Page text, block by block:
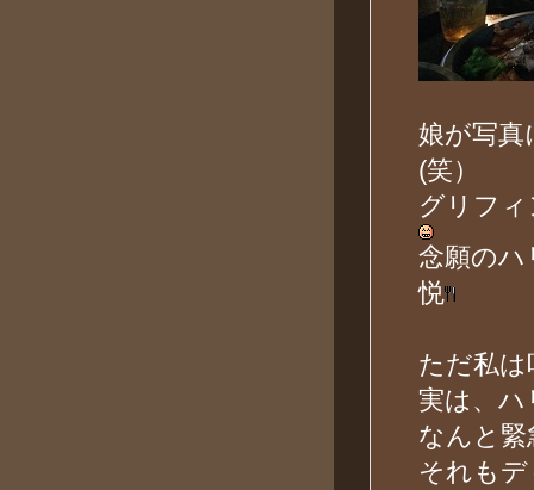
娘が写真
(笑）
グリフ
念願のハ
悦
ただ私
実は、
なんと緊
それも